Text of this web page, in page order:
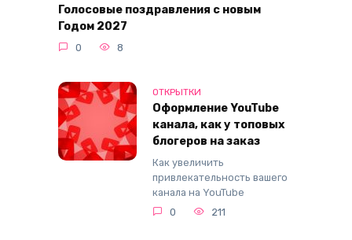
Голосовые поздравления с новым
Годом 2027
0 8
ОТКРЫТКИ
Оформление YouTube
канала, как у топовых
блогеров на заказ
Как увеличить
привлекательность вашего
канала на YouTube
0
211